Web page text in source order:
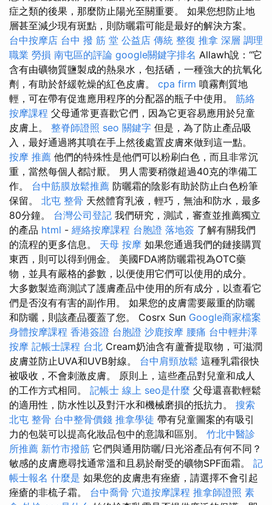
症之類的後果，那麼防止陽光至關重要。 如果您想防止地
層甚至減少現有斑點，則防曬霜可能是最好的解決方案。
台中按摩店 台中 撥 筋 堂 公益店 傳統 整復 推拿 深層 調理
職業 勞損 南屯區的評論 google關鍵字排名 Allawh說：“它
含有由礦物質鹽製成的熱泉水，包括硒，一種強大的抗氧化
劑，有助於舒緩乾燥的紅色皮膚。 cpa firm 噴霧劑質地
輕，可在帶有促進應用程序的分配器的瓶子中使用。 筋絡
按摩課程 父母通常更喜歡它們，因為它更容易應用於兒童
皮膚上。 整脊師證照 seo 關鍵字 但是，為了防止產品吸
入，最好通過將其噴在手上然後處置皮膚來做到這一點。
按摩 推薦 他們的特殊性是他們可以粉刷白色，而且非常沉
重，當然每個人都討厭。 男人需要稍微超過40克的準備工
作。 台中筋膜放鬆推薦 防曬霜的陰影有助於防止白色粉筆
保留。 北屯 整骨 天然體育乳液，輕巧，無油和防水，最多
80分鐘。 台灣公司登記 我們研究，測試，審查並推薦獨立
的產品 html - 經絡按摩課程 台胞證 落地簽 了解有關我們
的流程的更多信息。 天母 按摩 如果您通過我們的鏈接購買
東西，則可以得到佣金。 美國FDA將防曬霜視為OTC藥
物，並具有嚴格的參數，以便使用它們可以使用的成分。
大多數製造商測試了護膚產品中使用的所有成分，以查看它
們是否沒有有害的副作用。 如果您的皮膚需要嚴重的防曬
和防曬，則該產品覆蓋了您。 Cosrx Sun Google商家檔案
身體按摩課程 香港簽證 台胞證 沙鹿按摩 腰痛 台中輕井澤
按摩 記帳士課程 台北 Cream奶油含有蘆薈提取物，可滋潤
皮膚並防止UVA和UVB射線。 台中肩頸放鬆 這種乳霜很快
被吸收，不會刺激皮膚。 原則上，這些產品對兒童和成人
的工作方式相同。 記帳士 線上 seo是什麼 父母還喜歡輕鬆
的適用性，防水性以及對汗水和機械磨損的抵抗力。 搜索
北屯 整骨 台中整骨價錢 推拿學徒 帶有兒童圖案的有吸引
力的包裝可以提高化妝品包中的意識和區別。 竹北中醫診
所推薦 新竹市撥筋 它們與通用防曬/日光浴產品有何不同？
敏感的皮膚應尋找通常溫和且易於耐受的礦物SPF面霜。 記
帳士報名 什麼是 如果您的皮膚患有痤瘡，請選擇不會引起
痤瘡的非梳子霜。 台中喬骨 穴道按摩課程 推拿師證照 素